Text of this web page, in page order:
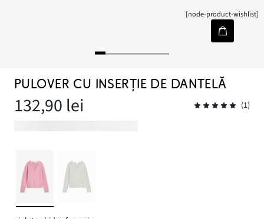
[node-product-wishlist]
PULOVER CU INSERȚIE DE DANTELĂ
132,90 lei (1)